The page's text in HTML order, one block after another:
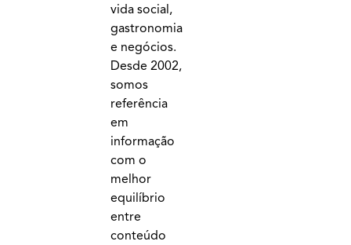
vida social,
gastronomia
e negócios.
Desde 2002,
somos
referência
em
informação
com o
melhor
equilíbrio
entre
conteúdo